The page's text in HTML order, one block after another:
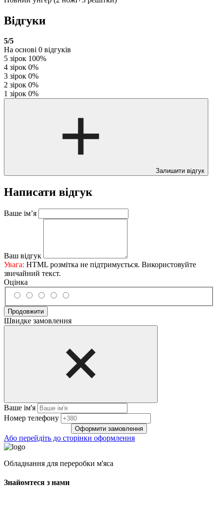
Відгуки
5/5
На основі 0 відгуків
5 зірок 100%
4 зірок 0%
3 зірок 0%
2 зірок 0%
1 зірок 0%
Залишити відгук
Написати відгук
Ваше ім’я
Ваш відгук
Увага: HTML розмітка не підтримується. Використовуйте
звичайний текст.
Оцінка
Продовжити
Швидке замовлення
Ваше ім'я
Нoмep тeлeфoнy
Оформити замовлення
Або перейдіть до сторінки оформлення
Обладнання для переробки м'яса
Знайомтеся з нами